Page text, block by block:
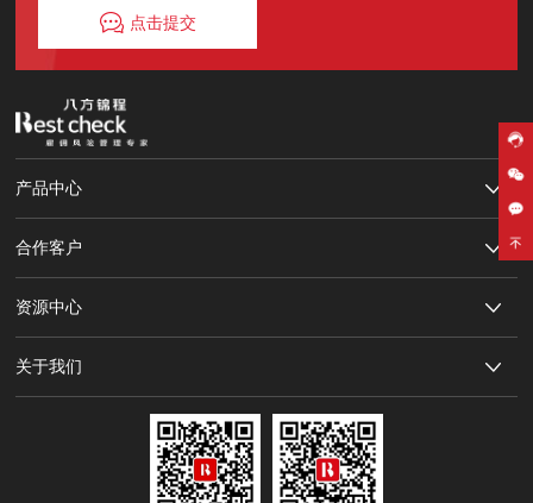
点击提交
产品中心
合作客户
资源中心
关于我们